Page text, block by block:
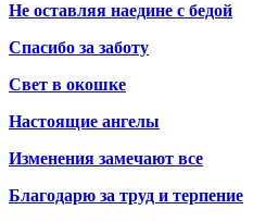
Не оставляя наедине с бедой
Спасибо за заботу
Свет в окошке
Настоящие ангелы
Изменения замечают все
Благодарю за труд и терпение